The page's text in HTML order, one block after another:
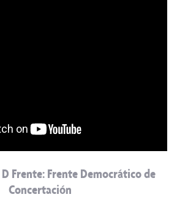
Frente: Frente Democrático de
Concertación